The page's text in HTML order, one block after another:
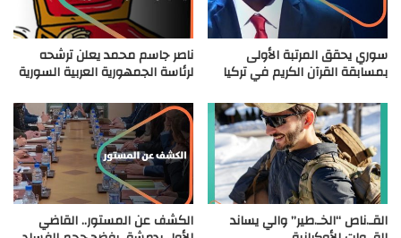
سوري يحقق المرتبة الأولى
بمسابقة القرآن الكريم في تركيا
ناصر جاسم محمد يعلن ترشحه
لرئاسة الجمهورية العربية السورية
القـ.ناص “الخـ.طير” والي يساند الكشف عن المستور.. القاضي